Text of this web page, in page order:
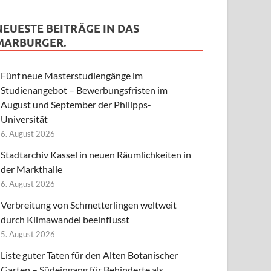
BEITRÄGE IN DAS
Fünf neue Masterstudiengänge im
Studienangebot – Bewerbungsfristen im
August und September der Philipps-
Universität
6. August 2026
Stadtarchiv Kassel in neuen Räumlichkeiten in
der Markthalle
6. August 2026
Verbreitung von Schmetterlingen weltweit
durch Klimawandel beeinflusst
5. August 2026
Liste guter Taten für den Alten Botanischer